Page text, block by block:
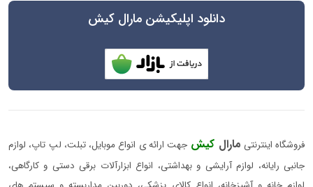
دانلود اپلیکیشن مارال کیش
فروشگاه اینترنتی مارال کیش جهت ارائه ی انواع موبایل، تبلت، لپ تاپ، لوازم
جانبی رایانه، لوازم آرایشی و بهداشتی، انواع ابزارآلات برقی دستی و کارگاهی،